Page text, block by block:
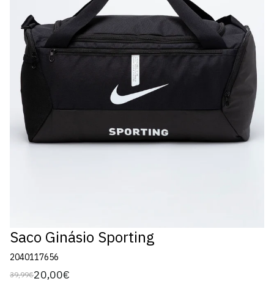
Saco Ginásio Sporting
2040117656
Preço
39,99€
Preço
20,00€